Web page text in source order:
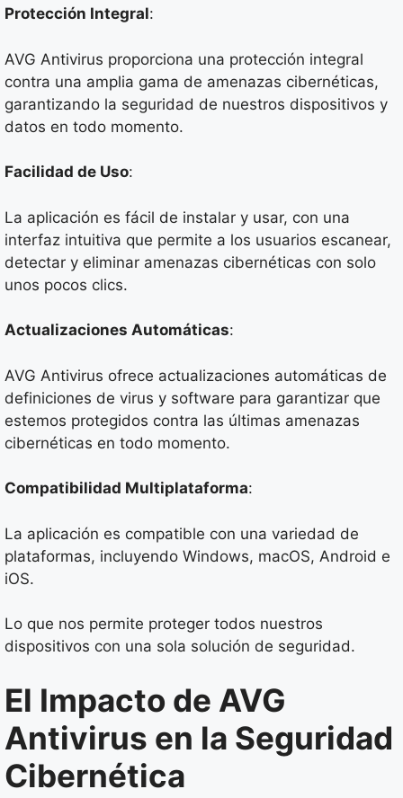
Protección Integral:
AVG Antivirus proporciona una protección integral
contra una amplia gama de amenazas cibernéticas,
garantizando la seguridad de nuestros dispositivos y
datos en todo momento.
Facilidad de Uso:
La aplicación es fácil de instalar y usar, con una
interfaz intuitiva que permite a los usuarios escanear,
detectar y eliminar amenazas cibernéticas con solo
unos pocos clics.
Actualizaciones Automáticas:
AVG Antivirus ofrece actualizaciones automáticas de
definiciones de virus y software para garantizar que
estemos protegidos contra las últimas amenazas
cibernéticas en todo momento.
Compatibilidad Multiplataforma:
La aplicación es compatible con una variedad de
plataformas, incluyendo Windows, macOS, Android e
iOS.
Lo que nos permite proteger todos nuestros
dispositivos con una sola solución de seguridad.
El Impacto de AVG
Antivirus en la Seguridad
Cibernética